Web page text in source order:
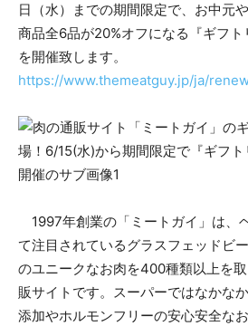
日（水）までの期間限定で、お中元
商品全6品が20%オフになる『ギフト
を開催致します。
https://www.themeatguy.jp/ja/
1997年創業の「ミートガイ」は、
て注目されているグラスフェッドビ
のユニークなお肉を400種類以上を
販サイトです。スーパーではなかな
添加やホルモンフリーの安心安全な